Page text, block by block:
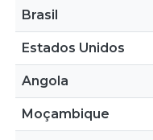
Brasil
Estados Unidos
Angola
Moçambique